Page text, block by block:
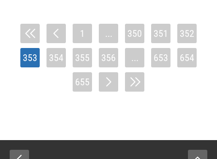
1 ... 350 351 352
353 354 355 356 ... 653 654
655